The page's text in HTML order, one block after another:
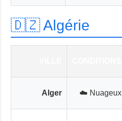
🇩🇿 Algérie
Alger ☁️ Nuageux